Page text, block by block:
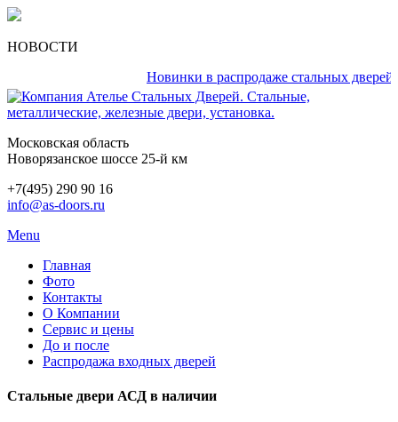
НОВОСТИ
Новинки в распродаже стальных дверей
Московская область
Новорязанское шоссе 25-й км
+7(495) 290 90 16
info@as-doors.ru
Menu
Главная
Фото
Контакты
О Компании
Сервис и цены
До и после
Распродажа входных дверей
Стальные двери АСД в наличии